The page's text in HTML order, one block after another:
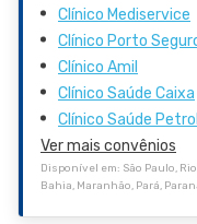
Clínico Mediservice
Clínico Porto
Clínico Amil
Clínico Saúde Caixa
Clínico Saúde
Ver mais convênios
Disponível em: São Paulo,
Bahia, Maranhão, Pará,